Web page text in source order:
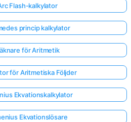
Flash-kalkylator
princip kalkylator
för Aritmetik
för Aritmetiska Följder
Ekvationskalkylator
Ekvationslösare